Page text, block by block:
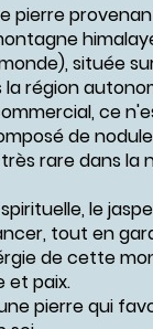
pierre
située
la région
ce
de
rare dans la
le
tout en
de cette
et paix.
pierre qui